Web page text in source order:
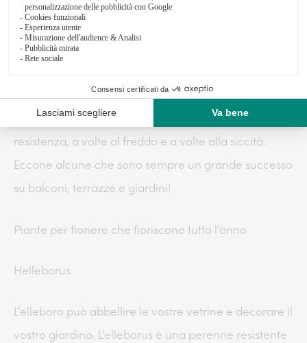
Piante perenni da esterno in fiore tutto l’anno
tutto l’anno all’aperto che sarebbe difficile nominarle
tutte. Ciò che le rende così speciali è la loro
resistenza, a volte al freddo e a volte alla siccità.
Eccone alcune che sono sempre un grande successo
su balconi, terrazze e giardini!
Piante per fioriere che fioriscono tutto l’anno
Helleborus
L’elleboro può abbellire le vostre vetrine e decorare il
vostro giardino. L’elleborus è una perenne resistente